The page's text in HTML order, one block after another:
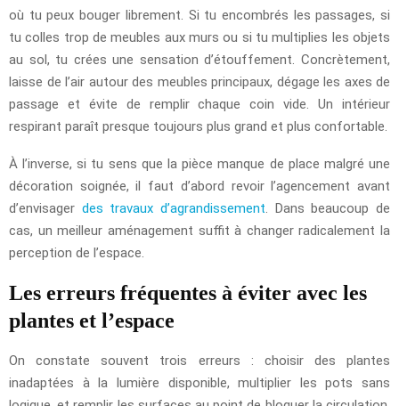
où tu peux bouger librement. Si tu encombrés les passages, si
tu colles trop de meubles aux murs ou si tu multiplies les objets
au sol, tu crées une sensation d’étouffement. Concrètement,
laisse de l’air autour des meubles principaux, dégage les axes de
passage et évite de remplir chaque coin vide. Un intérieur
respirant paraît presque toujours plus grand et plus confortable.
À l’inverse, si tu sens que la pièce manque de place malgré une
décoration soignée, il faut d’abord revoir l’agencement avant
d’envisager des travaux d’agrandissement. Dans beaucoup de
cas, un meilleur aménagement suffit à changer radicalement la
perception de l’espace.
Les erreurs fréquentes à éviter avec les
plantes et l’espace
On constate souvent trois erreurs : choisir des plantes
inadaptées à la lumière disponible, multiplier les pots sans